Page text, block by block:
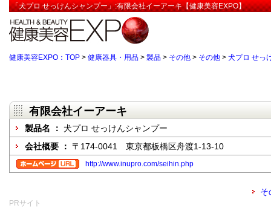
「犬プロ せっけんシャンプー」:有限会社イーアーキ【健康美容EXPO】
健康美容EXPO：TOP > 健康器具・用品 > 製品 > その他 > その他 > 犬プロ せっ
有限会社イーアーキ
製品名 ： 犬プロ せっけんシャンプー
会社概要 ： 〒174-0041 東京都板橋区舟渡1-13-10
http://www.inupro.com/seihin.php
そ
PRサイト